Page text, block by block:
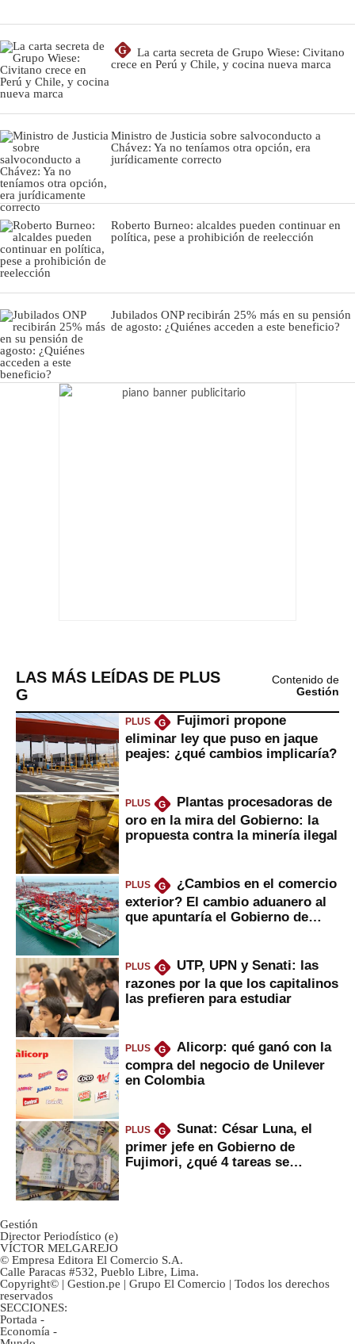
G
La carta secreta de Grupo Wiese: Civitano
crece en Perú y Chile, y cocina nueva marca
Ministro de Justicia sobre salvoconducto a
Chávez: Ya no teníamos otra opción, era
jurídicamente correcto
Roberto Burneo: alcaldes pueden continuar en
política, pese a prohibición de reelección
Jubilados ONP recibirán 25% más en su pensión
de agosto: ¿Quiénes acceden a este beneficio?
LAS MÁS LEÍDAS DE PLUS
G
Contenido de
Gestión
PLUS G
Fujimori propone
eliminar ley que puso en jaque
peajes: ¿qué cambios implicaría?
PLUS G
Plantas procesadoras de
oro en la mira del Gobierno: la
propuesta contra la minería ilegal
PLUS G
¿Cambios en el comercio
exterior? El cambio aduanero al
que apuntaría el Gobierno de
PLUS G
UTP, UPN y Senati: las
razones por la que los capitalinos
las prefieren para estudiar
PLUS G
Alicorp: qué ganó con la
compra del negocio de Unilever
en Colombia
PLUS G
Sunat: César Luna, el
primer jefe en Gobierno de
Fujimori, ¿qué 4 tareas se
Gestión
Director Periodístico (e)
VÍCTOR MELGAREJO
© Empresa Editora El Comercio S.A.
Calle Paracas #532, Pueblo Libre, Lima.
Copyright© | Gestion.pe | Grupo El Comercio | Todos los derechos
reservados
SECCIONES:
Portada -
Economía -